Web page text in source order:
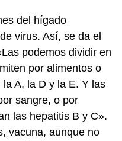
del hígado
virus. Así, se da el
podemos dividir en
por alimentos o
A, la D y la E. Y las
sangre, o por
las hepatitis B y C».
vacuna, aunque no